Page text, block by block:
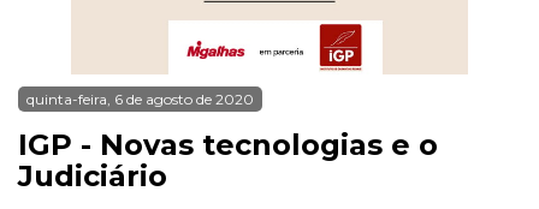
quinta-feira, 6 de agosto de 2020
IGP - Novas tecnologias e o
Judiciário